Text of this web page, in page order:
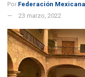
Por Federación
23 marzo, 2022